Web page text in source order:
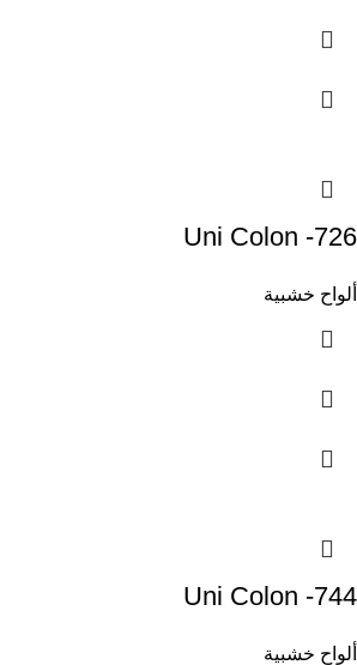
Uni Colon -726
ألواح خشبية
Uni Colon -744
ألواح خشبية